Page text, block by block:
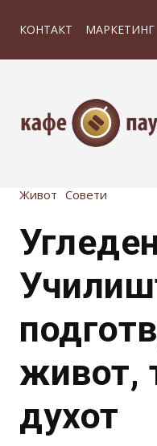
КОНТАКТ МАРКЕТИНГ
Живот Совети
живот,
духот